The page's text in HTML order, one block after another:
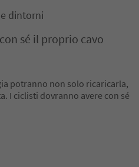
dintorni
sé il proprio cavo
potranno non solo ricaricarla,
I ciclisti dovranno avere con sé